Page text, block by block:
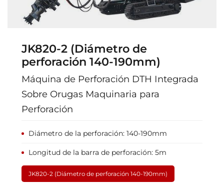
JK820-2 (Diámetro de
perforación 140-190mm)
Máquina de Perforación DTH Integrada
Sobre Orugas Maquinaria para
Perforación
Diámetro de la perforación: 140-190mm
Longitud de la barra de perforación: 5m
JK820-2 (Diámetro de perforación 140-190mm)